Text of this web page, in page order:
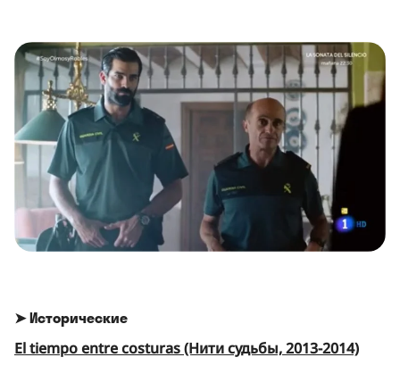
➤ Исторические
El tiempo entre costuras (Нити судьбы, 2013-2014)